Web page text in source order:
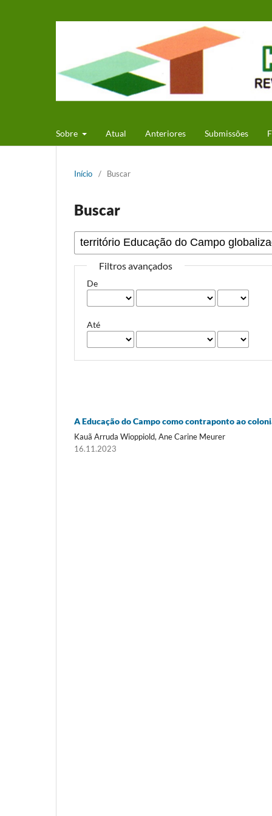
Sobre Atual Anteriores Submissões
Início / Buscar
Buscar
Filtros avançados
De
Até
A Educação do Campo como contraponto ao
Kauã Arruda Wioppiold, Ane Carine Meurer
16.11.2023